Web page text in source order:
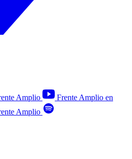
Amplio
Frente Amplio en
Amplio